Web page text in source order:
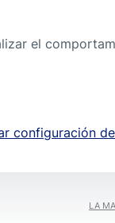
LA
el
configuración